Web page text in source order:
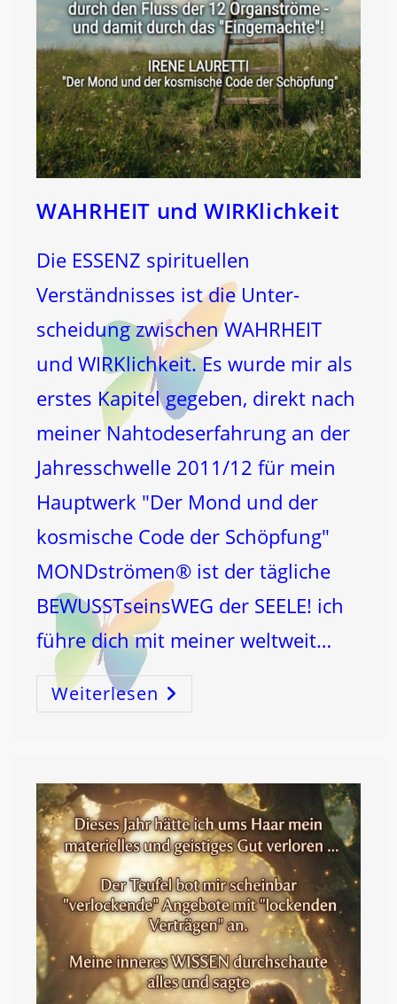
WAHRHEIT und WIRKlichkeit
Die ESSENZ spirituellen
Verständnisses ist die Unter-
scheidung zwischen WAHRHEIT
und WIRKlichkeit. Es wurde mir als
erstes Kapitel gegeben, direkt nach
meiner Nahtodeserfahrung an der
Jahresschwelle 2011/12 für mein
Hauptwerk "Der Mond und der
kosmische Code der Schöpfung"
MONDströmen® ist der tägliche
BEWUSSTseinsWEG der SEELE! ich
führe dich mit meiner weltweit…
Weiterlesen WAHRHEIT
Und
WIRKlichkeit